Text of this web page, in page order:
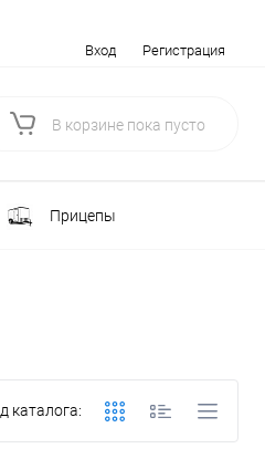
Вход Регистрация
В корзине пока пусто
Прицепы
каталога: